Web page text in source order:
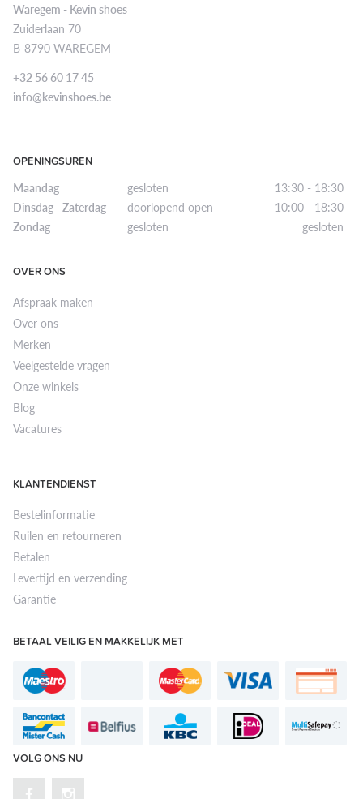
Waregem - Kevin shoes
Zuiderlaan 70
B-8790 WAREGEM
+32 56 60 17 45
info@kevinshoes.be
OPENINGSUREN
Maandag gesloten
13:30 - 18:30
Dinsdag - Zaterdag
doorlopend open
10:00 - 18:30
Zondag
gesloten gesloten
OVER ONS
Afspraak maken
Over ons
Merken
Veelgestelde vragen
Onze winkels
Blog
Vacatures
KLANTENDIENST
Bestelinformatie
Ruilen en retourneren
Betalen
Levertijd en verzending
Garantie
BETAAL VEILIG EN MAKKELIJK MET
VOLG ONS NU